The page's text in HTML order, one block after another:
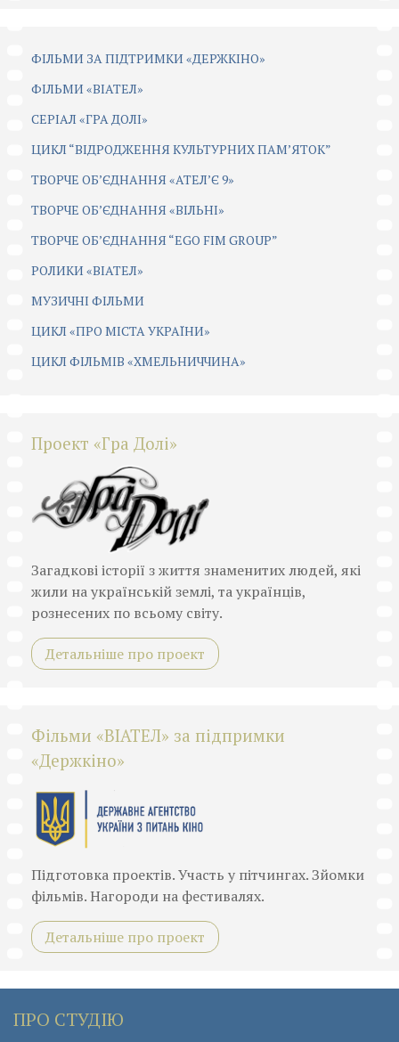
ФІЛЬМИ ЗА ПІДТРИМКИ «ДЕРЖКІНО»
ФІЛЬМИ «ВІАТЕЛ»
СЕРІАЛ «ГРА ДОЛІ»
ЦИКЛ “ВІДРОДЖЕННЯ КУЛЬТУРНИХ ПАМ’ЯТОК”
ТВОРЧЕ ОБ’ЄДНАННЯ «АТЕЛ’Є 9»
ТВОРЧЕ ОБ’ЄДНАННЯ «ВІЛЬНІ»
ТВОРЧЕ ОБ’ЄДНАННЯ “EGO FIM GROUP”
РОЛИКИ «ВІАТЕЛ»
МУЗИЧНІ ФІЛЬМИ
ЦИКЛ «ПРО МІСТА УКРАЇНИ»
ЦИКЛ ФІЛЬМІВ «ХМЕЛЬНИЧЧИНА»
Проект «Гра Долі»
Загадкові історії з життя знаменитих людей, які
жили на українській землі, та українців,
рознесених по всьому світу.
Детальніше про проект
Фільми «ВІАТЕЛ» за підпримки
«Держкіно»
Підготовка проектів. Участь у пітчингах. Зйомки
фільмів. Нагороди на фестивалях.
Детальніше про проект
ПРО СТУДІЮ